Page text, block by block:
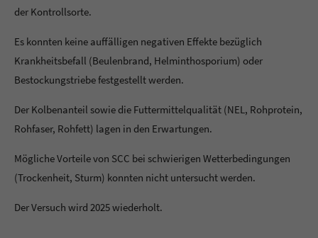
der Kontrollsorte.
Es konnten keine auffälligen negativen Effekte bezüglich
Krankheitsbefall (Beulenbrand, Helminthosporium) oder
Bestockungstriebe festgestellt werden.
Der Kolbenanteil sowie die Futtermittelqualität (NEL, Rohprotein,
Rohfaser, Rohfett) lagen in den Erwartungen.
Mögliche Vorteile von SCC bei schwierigen Wetterbedingungen
(Trockenheit, Sturm) konnten nicht untersucht werden.
Der Versuch wird 2025 wiederholt.